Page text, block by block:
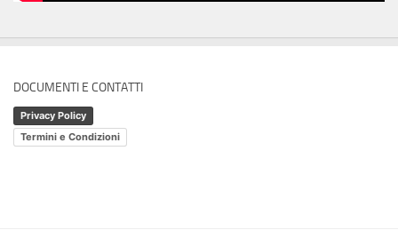
DOCUMENTI E CONTATTI
Privacy Policy
Termini e Condizioni